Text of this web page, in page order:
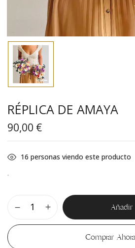
RÉPLICA DE AMAYA
90,00 €
16 personas viendo este producto
.
Añadir
Comprar Ahora